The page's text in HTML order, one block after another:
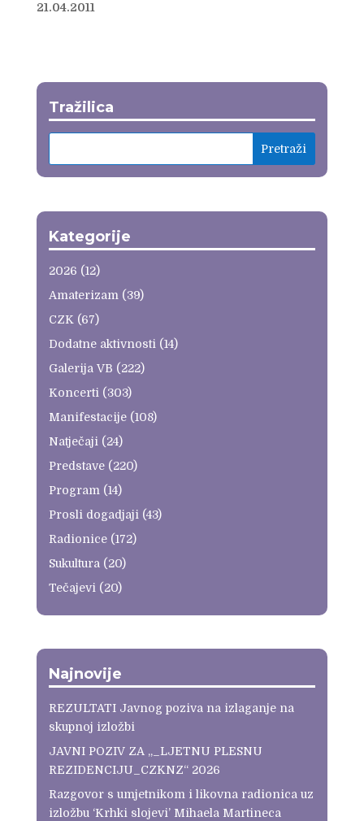
21.04.2011
Tražilica
Kategorije
2026 (12)
Amaterizam (39)
CZK (67)
Dodatne aktivnosti (14)
Galerija VB (222)
Koncerti (303)
Manifestacije(108)
Natječaji (24)
Predstave(220)
Program (14)
Prosli dogadjaji (43)
Radionice(172)
Sukultura (20)
Tečajevi (20)
Najnovije
REZULTATI Javnog poziva na izlaganje na
skupnoj izložbi
JAVNI POZIV ZA „_LJETNU PLESNU
REZIDENCIJU_CZKNZ“ 2026
Razgovor s umjetnikom i likovna radionica uz
izložbu ‘Krhki slojevi’ Mihaela Martineca